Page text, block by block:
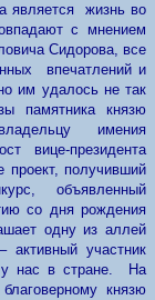
является жизнь во
с мнением
Сидорова, все
впечатлений и
им удалось не так
памятника князю
владельцу имения
вице-президента
проект, получивший
объявленный
со дня рождения
одну из аллей
активный участник
у нас в стране. На
князю